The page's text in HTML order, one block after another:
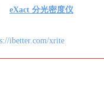
eXact 分光密度仪
ibetter.com/xrite